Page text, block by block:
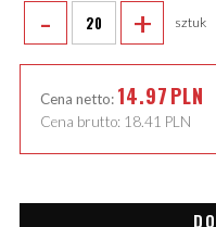
- + sztuk
Cena netto: 14.97PLN
Cena brutto: 18.41 PLN